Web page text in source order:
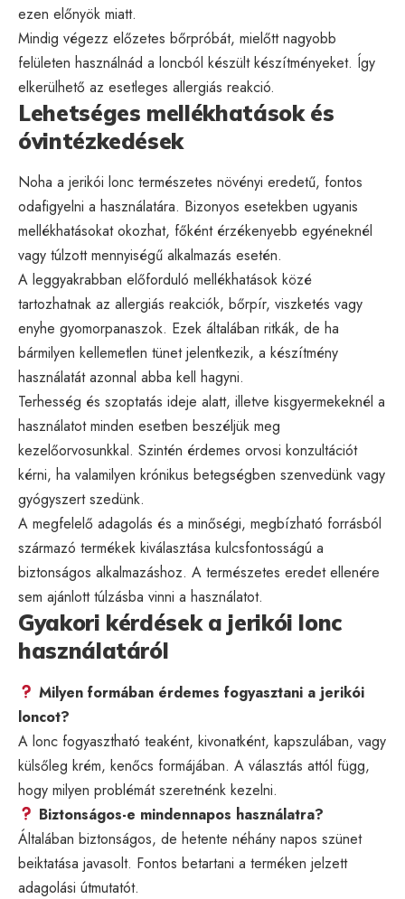
ezen előnyök miatt.
Mindig végezz előzetes bőrpróbát, mielőtt nagyobb
felületen használnád a loncból készült készítményeket. Így
elkerülhető az esetleges allergiás reakció.
Lehetséges mellékhatások és
óvintézkedések
Noha a jerikói lonc természetes növényi eredetű, fontos
odafigyelni a használatára. Bizonyos esetekben ugyanis
mellékhatásokat okozhat, főként érzékenyebb egyéneknél
vagy túlzott mennyiségű alkalmazás esetén.
A leggyakrabban előforduló mellékhatások közé
tartozhatnak az allergiás reakciók, bőrpír, viszketés vagy
enyhe gyomorpanaszok. Ezek általában ritkák, de ha
bármilyen kellemetlen tünet jelentkezik, a készítmény
használatát azonnal abba kell hagyni.
Terhesség és szoptatás ideje alatt, illetve kisgyermekeknél a
használatot minden esetben beszéljük meg
kezelőorvosunkkal. Szintén érdemes orvosi konzultációt
kérni, ha valamilyen krónikus betegségben szenvedünk vagy
gyógyszert szedünk.
A megfelelő adagolás és a minőségi, megbízható forrásból
származó termékek kiválasztása kulcsfontosságú a
biztonságos alkalmazáshoz. A természetes eredet ellenére
sem ajánlott túlzásba vinni a használatot.
Gyakori kérdések a jerikói lonc
használatáról
Milyen formában érdemes fogyasztani a jerikói
loncot?
A lonc fogyasztható teaként, kivonatként, kapszulában, vagy
külsőleg krém, kenőcs formájában. A választás attól függ,
hogy milyen problémát szeretnénk kezelni.
Biztonságos-e mindennapos használatra?
Általában biztonságos, de hetente néhány napos szünet
beiktatása javasolt. Fontos betartani a terméken jelzett
adagolási útmutatót.